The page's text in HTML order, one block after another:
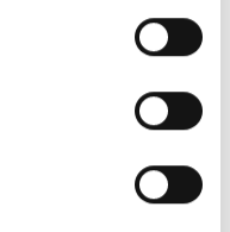
Sie einen